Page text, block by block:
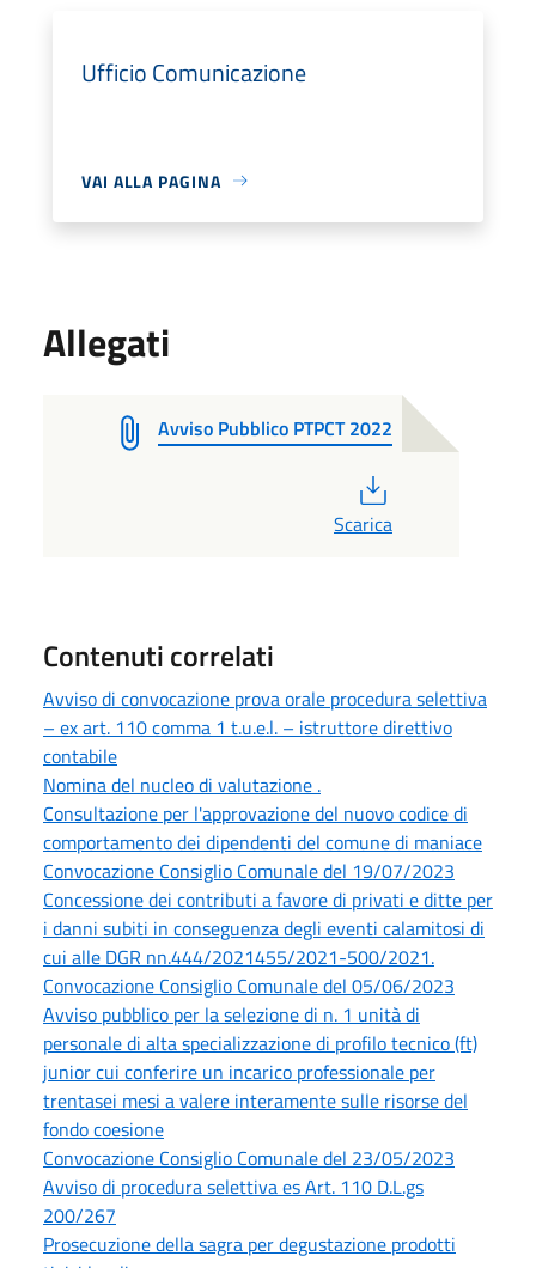
Ufficio Comunicazione
VAI ALLA PAGINA
Allegati
Avviso Pubblico PTPCT 2022
Scarica
Contenuti correlati
Avviso di convocazione prova orale procedura selettiva
– ex art. 110 comma 1 t.u.e.l. – istruttore direttivo
contabile
Nomina del nucleo di valutazione .
Consultazione per l'approvazione del nuovo codice di
comportamento dei dipendenti del comune di maniace
Convocazione Consiglio Comunale del 19/07/2023
Concessione dei contributi a favore di privati e ditte per
i danni subiti in conseguenza degli eventi calamitosi di
cui alle DGR nn.444/2021455/2021-500/2021.
Convocazione Consiglio Comunale del 05/06/2023
Avviso pubblico per la selezione di n. 1 unità di
personale di alta specializzazione di profilo tecnico (ft)
junior cui conferire un incarico professionale per
trentasei mesi a valere interamente sulle risorse del
fondo coesione
Convocazione Consiglio Comunale del 23/05/2023
Avviso di procedura selettiva es Art. 110 D.L.gs
200/267
Prosecuzione della sagra per degustazione prodotti